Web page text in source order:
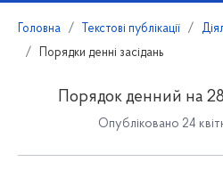
Головна Текстові публікації
Порядки денні засідань
Порядок денний на
Опубліковано 24